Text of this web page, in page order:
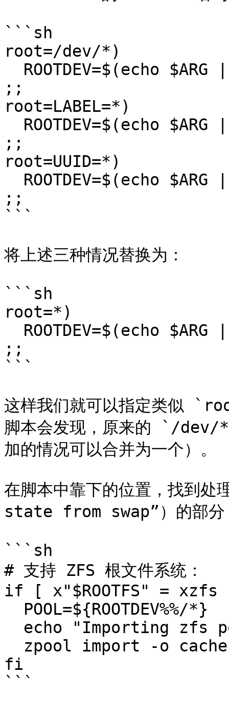
```sh
root=/dev/*)
;;
root=LABEL=*)
;;
root=UUID=*)
;;
```
将上述三种情况替换为：
```sh
root=*)
;;
```
这样我们就可以指定类似
脚本会发现，原来的 `/
加的情况可以合并为一个）。
在脚本中靠下的位置，找到处
state from swap”）的部分
```sh
# 支持 ZFS 根文件系统：
if [ x"$ROOTFS" =
fi
```